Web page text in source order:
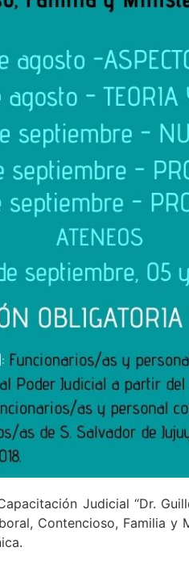
Judicial “Dr.
Contencioso, Familia